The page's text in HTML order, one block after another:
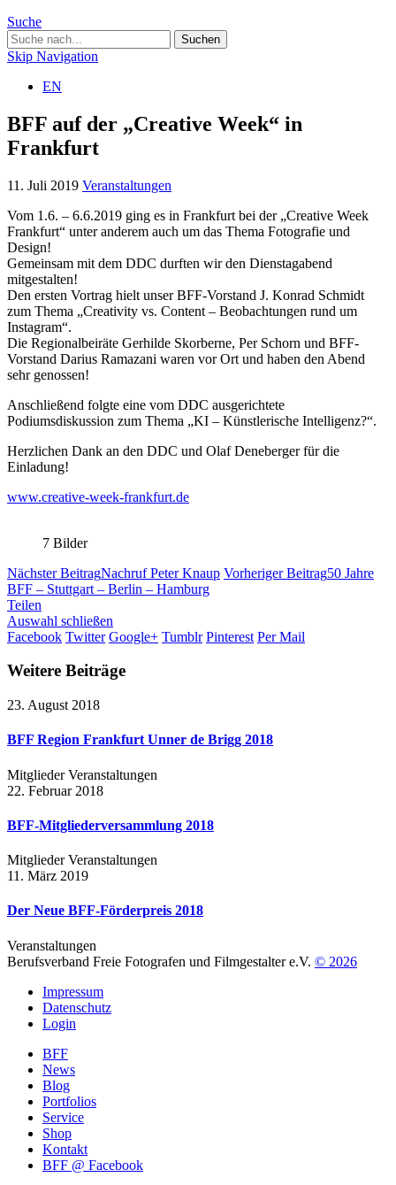
Suche
Skip Navigation
EN
BFF auf der „Creative Week“ in
Frankfurt
11. Juli 2019 Veranstaltungen
Vom 1.6. – 6.6.2019 ging es in Frankfurt bei der „Creative Week
Frankfurt“ unter anderem auch um das Thema Fotografie und
Design!
Gemeinsam mit dem DDC durften wir den Dienstagabend
mitgestalten!
Den ersten Vortrag hielt unser BFF-Vorstand J. Konrad Schmidt
zum Thema „Creativity vs. Content – Beobachtungen rund um
Instagram“.
Die Regionalbeiräte Gerhilde Skorberne, Per Schorn und BFF-
Vorstand Darius Ramazani waren vor Ort und haben den Abend
sehr genossen!
Anschließend folgte eine vom DDC ausgerichtete
Podiumsdiskussion zum Thema „KI – Künstlerische Intelligenz?“.
Herzlichen Dank an den DDC und Olaf Deneberger für die
Einladung!
www.creative-week-frankfurt.de
7 Bilder
Nächster BeitragNachruf Peter Knaup Vorheriger Beitrag50 Jahre
BFF – Stuttgart – Berlin – Hamburg
Teilen
Auswahl schließen
Facebook Twitter Google+ Tumblr Pinterest Per Mail
Weitere Beiträge
23. August 2018
BFF Region Frankfurt Unner de Brigg 2018
MitgliederVeranstaltungen
22. Februar 2018
BFF-Mitgliederversammlung 2018
MitgliederVeranstaltungen
11. März 2019
Der Neue BFF-Förderpreis 2018
Veranstaltungen
Berufsverband Freie Fotografen und Filmgestalter e.V. © 2026
Impressum
Datenschutz
Login
BFF
News
Blog
Portfolios
Service
Shop
Kontakt
BFF @ Facebook